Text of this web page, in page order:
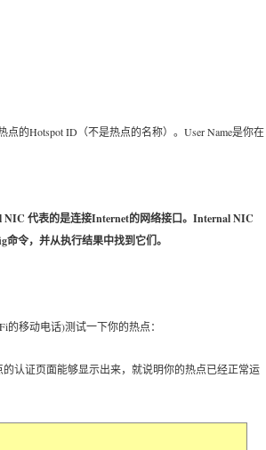
的Hotspot ID（不是热点的名称）。User Name是你在
代表的是连接Internet的网络接口。Internal NIC
令，并从执行结果中找到它们。
移动电话)测试一下你的热点：
认证页面能够显示出来，就说明你的热点已经正常运